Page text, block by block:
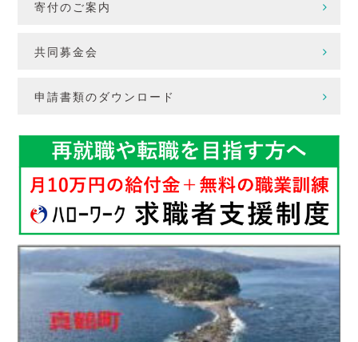
寄付のご案内
共同募金会
申請書類のダウンロード